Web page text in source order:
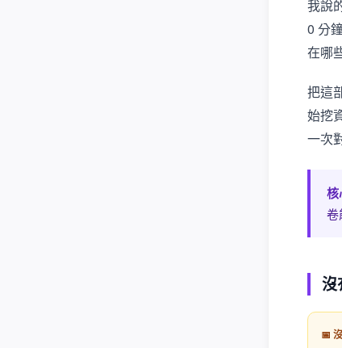
我說
0 分
在哪
把這
始挖
一次
核
卷
沒
📅